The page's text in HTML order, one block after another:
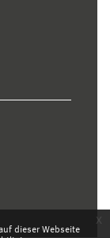
dieser Webseite
x